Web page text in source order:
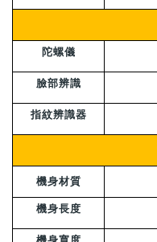
陀螺儀
臉部辨識
指紋辨識器
機身材質
機身長度